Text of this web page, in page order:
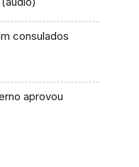
consulados
aprovou